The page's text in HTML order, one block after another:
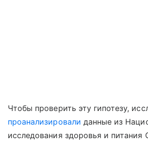
Чтобы проверить эту гипотезу,
проанализировали данные из
исследования здоровья и